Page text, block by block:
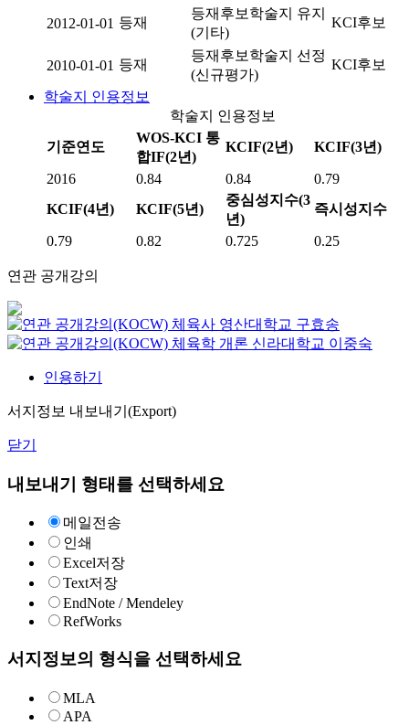
2012-01-01 등재
등재후보학술지 유지
(기타)
KCI후보
2010-01-01 등재
등재후보학술지 선정
(신규평가)
KCI후보
학술지 인용정보
학술지 인용정보
기준연도
WOS-KCI 통
합IF(2년)
KCIF(2년) KCIF(3년)
2016 0.84 0.84
0.79
KCIF(4년)
KCIF(5년)
중심성지수(3
년)
즉시성지수
0.79 0.82 0.725 0.25
연관 공개강의
체육사 영산대학교 구효송
체육학 개론 신라대학교 이중숙
인용하기
서지정보 내보내기(Export)
닫기
내보내기 형태를 선택하세요
메일전송
인쇄
Excel저장
Text저장
EndNote / Mendeley
RefWorks
서지정보의 형식을 선택하세요
MLA
APA